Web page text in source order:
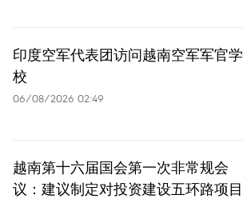
印度空军代表团访问越南空军军官学
校
06/08/2026 02:49
越南第十六届国会第一次非常规会
议：建议制定对投资建设五环路项目